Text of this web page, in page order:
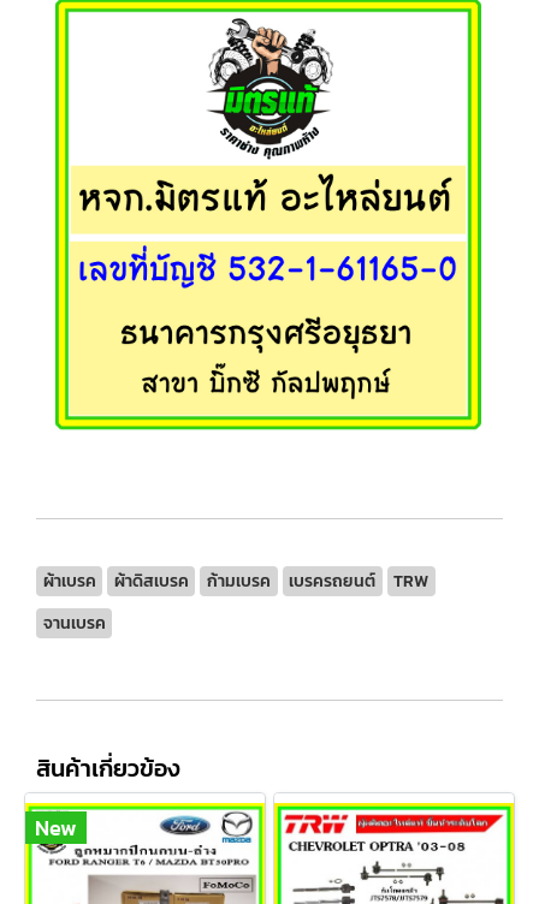
ผ้าเบรค ผ้าดิสเบรค ก้ามเบรค เบรครถยนต์
TRW
จานเบรค
สินค้าเกี่ยวข้อง
New